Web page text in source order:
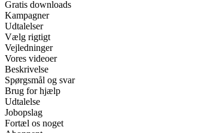
Gratis downloads
Kampagner
Udtalelser
Vælg rigtigt
Vejledninger
Vores videoer
Beskrivelse
Spørgsmål og svar
Brug for hjælp
Udtalelse
Jobopslag
Fortæl os noget